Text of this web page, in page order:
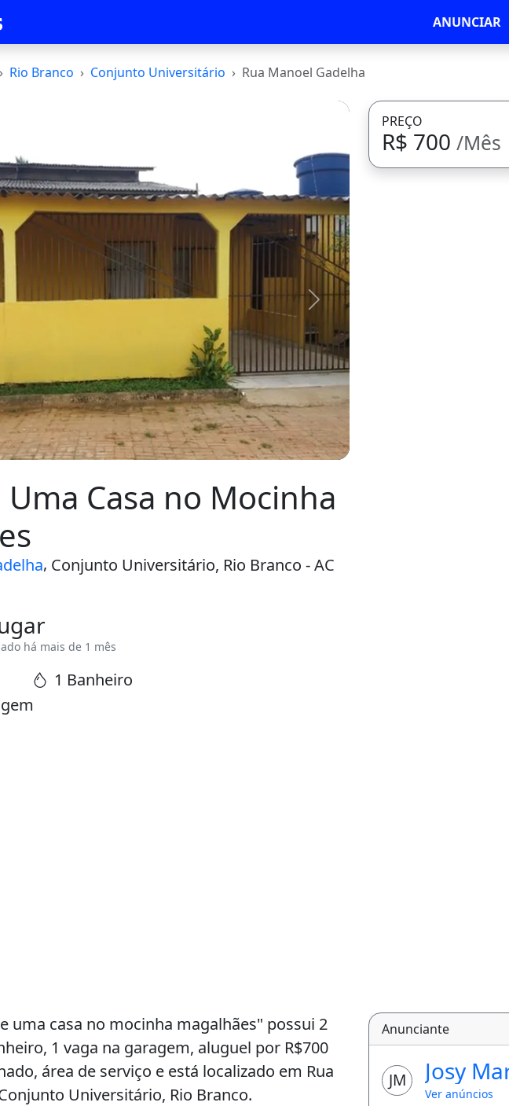
ANUNCIAR
Rio Branco Conjunto Universitário Rua Manoel Gadelha
Avançar
Casa no Mocinha
, Conjunto Universitário, Rio Branco - AC
há mais de 1 mês
1 Banheiro
PREÇO
R$ 700/Mês
uma casa no mocinha magalhães" possui 2
1 vaga na garagem, aluguel por R$700
área de serviço e está localizado em Rua
Universitário, Rio Branco.
Anunciante
JM Josy
Ver anúncios